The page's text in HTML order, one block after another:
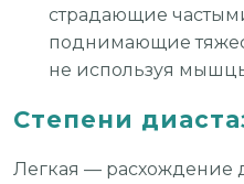
страдающие
поднимающие
не используя
Степени
Легкая — расхождение